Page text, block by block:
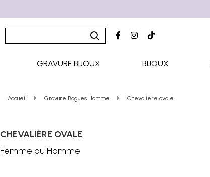
GRAVURE BIJOUX BIJOUX
Accueil Gravure Bagues Homme Chevalière ovale
CHEVALIÈRE OVALE
Femme ou Homme